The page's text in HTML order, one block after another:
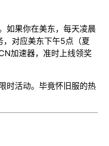
如果你在美东，每天凌晨
对应美东下午5点（夏
加速器，准时上线领奖
时活动。毕竟怀旧服的热